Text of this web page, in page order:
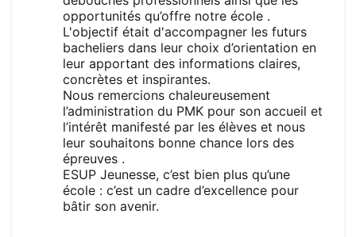
opportunités qu’offre notre école .
L'objectif était d'accompagner les futurs
bacheliers dans leur choix d’orientation en
leur apportant des informations claires,
concrètes et inspirantes.
Nous remercions chaleureusement
l’administration du PMK pour son accueil et
l’intérêt manifesté par les élèves et nous
leur souhaitons bonne chance lors des
épreuves .
ESUP Jeunesse, c’est bien plus qu’une
école : c’est un cadre d’excellence pour
bâtir son avenir.